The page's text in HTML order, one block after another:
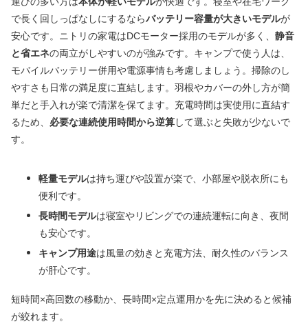
で長く回しっぱなしにするならバッテリー容量が大きいモデルが
安心です。ニトリの家電はDCモーター採用のモデルが多く、 静音
と省エネの両立がしやすいのが強みです。キャンプで使う人は、
モバイルバッテリー併用や電源事情も考慮しましょう。掃除のし
やすさも日常の満足度に直結します。羽根やカバーの外し方が簡
単だと手入れが楽で清潔を保てます。充電時間は実使用に直結す
るため、 必要な連続使用時間から逆算して選ぶと失敗が少ないで
す。
軽量モデルは持ち運びや設置が楽で、小部屋や脱衣所にも
便利です。
長時間モデルは寝室やリビングでの連続運転に向き、夜間
も安心です。
キャンプ用途は風量の効きと充電方法、耐久性のバランス
が肝心です。
短時間×高回数の移動か、長時間×定点運用かを先に決めると候補
が絞れます。